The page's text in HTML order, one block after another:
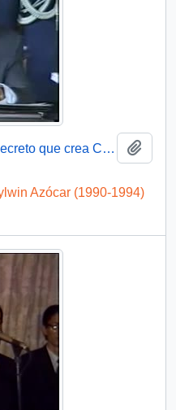
Presidente Aylwin firma de decreto que crea Comisión Nacional de Verdad y Reconciliación: video
Azócar (1990-1994)